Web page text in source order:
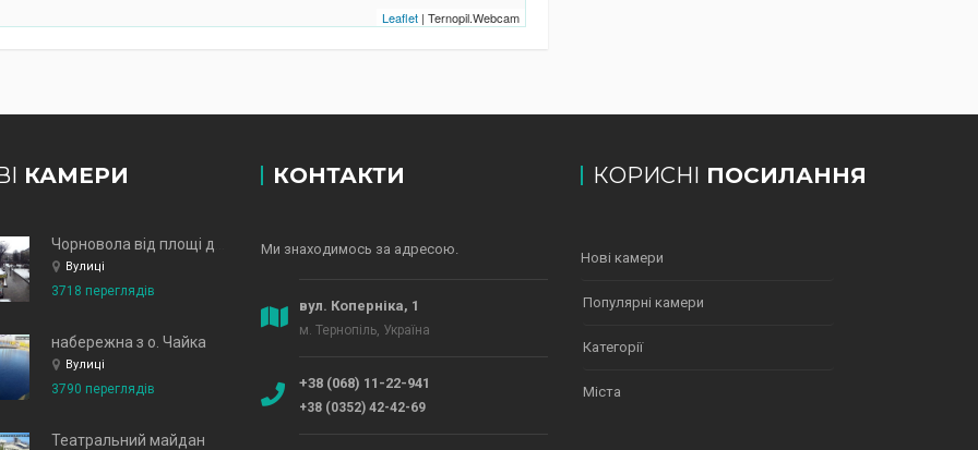
Leaflet| Ternopil.Webcam
КАМЕРИ
Вулиці
3718 переглядів
набережна з о. Чайка
Вулиці
3790 переглядів
Театральний майдан
КОНТАКТИ
Ми знаходимось за адресою.
вул. Коперніка, 1
м. Тернопіль, Україна
+38 (068) 11-22-941
+38 (0352) 42-42-69
КОРИСНІ ПОСИЛАННЯ
Нові камери
Популярні камери
Категорії
Міста